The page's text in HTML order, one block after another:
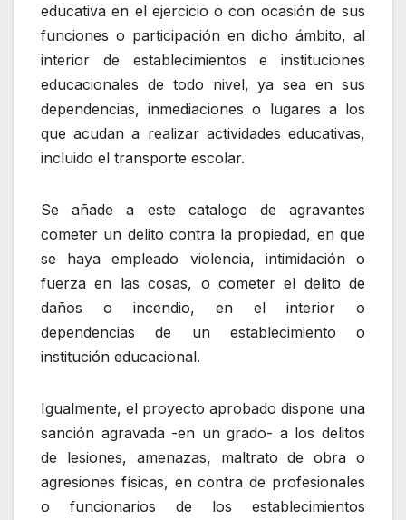
educativa en el ejercicio o con ocasión de sus
funciones o participación en dicho ámbito, al
interior de establecimientos e instituciones
educacionales de todo nivel, ya sea en sus
dependencias, inmediaciones o lugares a los
que acudan a realizar actividades educativas,
incluido el transporte escolar.
Se añade a este catalogo de agravantes
cometer un delito contra la propiedad, en que
se haya empleado violencia, intimidación o
fuerza en las cosas, o cometer el delito de
daños o incendio, en el interior o
dependencias de un establecimiento o
institución educacional.
Igualmente, el proyecto aprobado dispone una
sanción agravada -en un grado- a los delitos
de lesiones, amenazas, maltrato de obra o
agresiones físicas, en contra de profesionales
o funcionarios de los establecimientos